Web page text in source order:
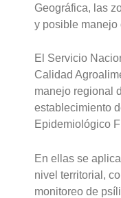
Geográfica, las
y posible manejo
El Servicio
Calidad
manejo regional
establecimiento
Epidemiológico
En ellas se
nivel territorial,
monitoreo de